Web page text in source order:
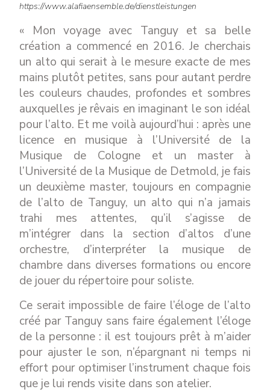
https://www.alafiaensemble.de/dienstleistungen
« Mon voyage avec Tanguy et sa belle
création a commencé en 2016. Je cherchais
un alto qui serait à le mesure exacte de mes
mains plutôt petites, sans pour autant perdre
les couleurs chaudes, profondes et sombres
auxquelles je rêvais en imaginant le son idéal
pour l’alto. Et me voilà aujourd’hui : après une
licence en musique à l’Université de la
Musique de Cologne et un master à
l’Université de la Musique de Detmold, je fais
un deuxième master, toujours en compagnie
de l’alto de Tanguy, un alto qui n’a jamais
trahi mes attentes, qu’il s’agisse de
m’intégrer dans la section d’altos d’une
orchestre, d’interpréter la musique de
chambre dans diverses formations ou encore
de jouer du répertoire pour soliste.
Ce serait impossible de faire l’éloge de l’alto
créé par Tanguy sans faire également l’éloge
de la personne : il est toujours prêt à m’aider
pour ajuster le son, n’épargnant ni temps ni
effort pour optimiser l’instrument chaque fois
que je lui rends visite dans son atelier.